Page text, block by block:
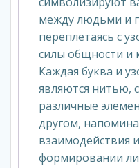
между людьми и
переплетаясь с
силы общности и
Каждая буква и
являются нитью,
различные
другом,
взаимодействия
формировании